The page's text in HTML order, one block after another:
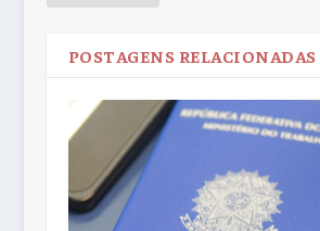
POSTAGENS RELACIONADAS